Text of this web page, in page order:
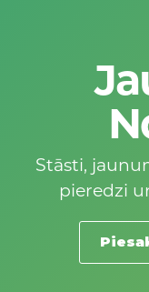
Stāsti,
pieredzi